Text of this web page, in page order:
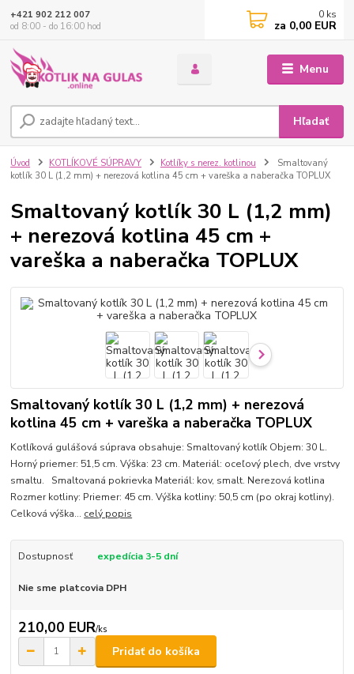
Menu
Hľadať
+421 902 212 007
od 8:00 - do 16:00 hod
0 ks
za 0,00 EUR
Úvod KOTLÍKOVÉ SÚPRAVY Kotlíky s nerez. kotlinou
Smaltovaný
kotlík 30 L (1,2 mm) + nerezová kotlina 45 cm + vareška a naberačka TOPLUX
Smaltovaný kotlík 30 L (1,2 mm)
+ nerezová kotlina 45 cm +
vareška a naberačka TOPLUX
Smaltovaný kotlík 30 L (1,2 mm) + nerezová
kotlina 45 cm + vareška a naberačka TOPLUX
Kotlíková gulášová súprava obsahuje: Smaltovaný kotlík Objem: 30 L.
Horný priemer: 51,5 cm. Výška: 23 cm. Materiál: oceľový plech, dve vrstvy
smaltu. Smaltovaná pokrievka Materiál: kov, smalt. Nerezová kotlina
Rozmer kotliny: Priemer: 45 cm. Výška kotliny: 50,5 cm (po okraj kotliny).
Celková výška... celý popis
Dostupnosť expedícia 3-5 dní
Nie sme platcovia DPH
210,00 EUR/ks
Pridať do košíka